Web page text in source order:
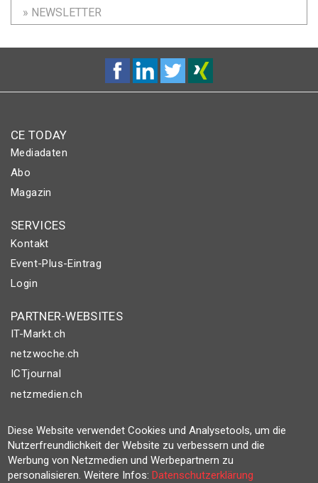
» NEWSLETTER
CE TODAY
Mediadaten
Abo
Magazin
SERVICES
Kontakt
Event-Plus-Eintrag
Login
PARTNER-WEBSITES
IT-Markt.ch
netzwoche.ch
ICTjournal
netzmedien.ch
© NETZMEDIEN AG 2026
Impressum
AGB
Diese Website verwendet Cookies und Analysetools, um die
Nutzerfreundlichkeit der Website zu verbessern und die
Werbung von Netzmedien und Werbepartnern zu
personalisieren. Weitere Infos:Datenschutzerklärung